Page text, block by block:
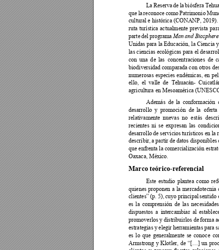
La Reserva de la biósfera
que la reconoce como Patrimonio
cultural e histórica (CONANP,
ruta turística actualmente prevista
parte del programa Man and Biosphere
Unidas para la Educación, la
las ciencias ecológicas para el
con una de las concentraciones de
biodiversidad comparada con otros
numerosas especies endémicas, en
ello, el valle de Tehuacán-
agricultura en Mesoamérica
Además de la conformación
desarrollo y promoción de la oferta
relativamente nuevas no estás
recientes ni se expresan las
desarrollo de servicios turísticos en la
describir, a partir de datos disponibles
que enfrenta la comercialización
Oaxaca, México.
Marco teórico-referencial
Este estudio plantea como
quienes proponen a la mercadotecnia
clientes” (p. 5), cuyo principal sentido
es la comprensión de las
dispuestos a intercambiar al
promoverlos y distribuirlos de forma
estrategias y elegir herramientas para
es lo que generalmente se conoce
Armstrong y Klotler, de “[…] un